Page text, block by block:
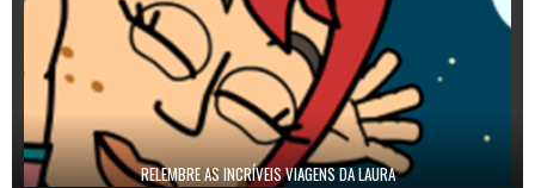
RELEMBRE AS INCRÍVEIS VIAGENS DA LAURA